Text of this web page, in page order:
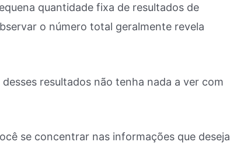
quantidade fixa de resultados de
o número total geralmente revela
resultados não tenha nada a ver com
se concentrar nas informações que deseja